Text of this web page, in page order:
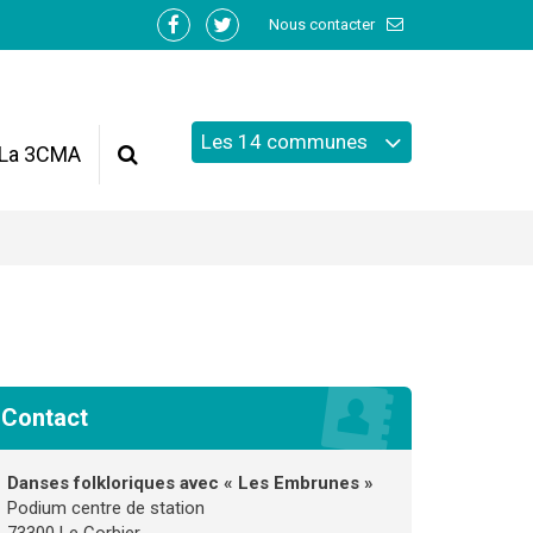
Nous contacter
Lien
Facebook
Lien
Twitter
La 3CMA Recherche
Les 14 communes
Contact
Danses folkloriques avec « Les Embrunes »
Podium centre de station